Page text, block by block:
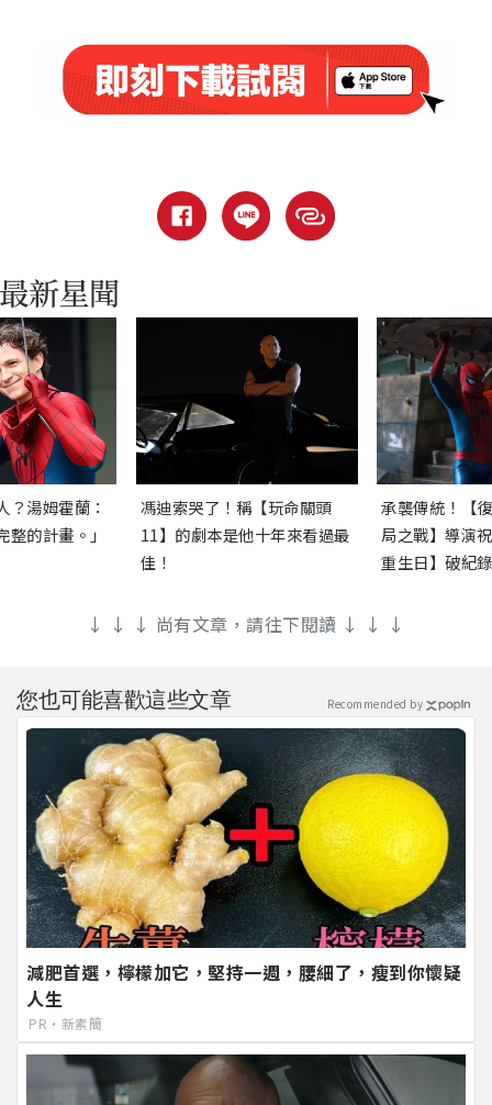
？湯姆霍蘭：
的計畫。」
馮迪索哭了！稱【玩命關頭
11】的劇本是他十年來看過最
佳！
承襲傳統！【
局之戰】導演
重生日】破紀
↓ ↓ ↓ 尚有文章，請往下閱讀 ↓ ↓ ↓
您也可能喜歡這些文章
減肥首選，檸檬加它，堅持一週，腰細了，瘦到你懷疑
人生
PR・新素簡
Recommended by